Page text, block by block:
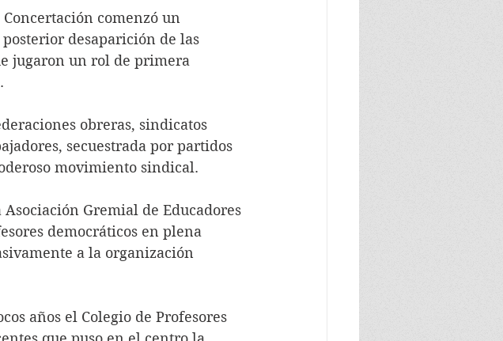
comenzó un
desaparición de las
jugaron un rol de primera
obreras, sindicatos
secuestrada por partidos
movimiento sindical.
Gremial de Educadores
democráticos en plena
a la organización
años el Colegio de Profesores